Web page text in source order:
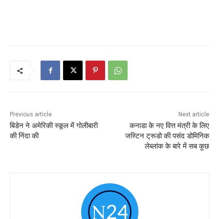
Previous article
बिडेन ने अमेरिकी स्कूल में गोलीबारी
की निंदा की
Next article
कनाडा के नए वित्त मंत्री के लिए
जस्टिन ट्रूडो की पसंद डोमिनिक
लेब्लांक के बारे में सब कुछ